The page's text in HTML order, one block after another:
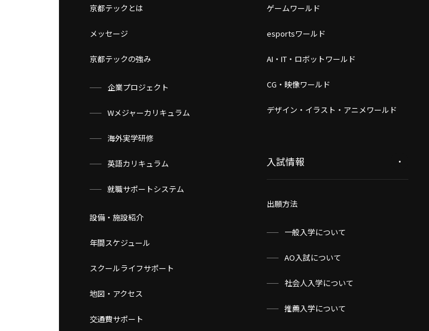
京都テックとは
メッセージ
京都テックの強み
企業プロジェクト
Wメジャーカリキュラム
海外実学研修
英語カリキュラム
就職サポートシステム
設備・施設紹介
年間スケジュール
スクールライフサポート
地図・アクセス
交通費サポート
ゲームワールド
esportsワールド
AI・IT・ロボットワールド
CG・映像ワールド
デザイン・イラスト・アニメワールド
入試情報
出願方法
一般入学について
AO入試について
社会人入学について
推薦入学について